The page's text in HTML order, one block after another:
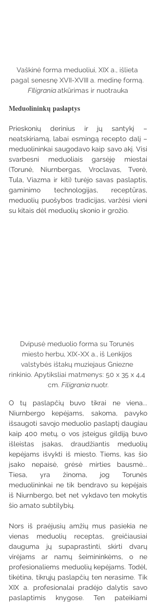
Vaškinė forma meduoliui, XIX a., išlieta
pagal senesnę XVII-XVIII a. medinę formą.
FIligrania atkūrimas ir nuotrauka
Meduolininkų paslaptys
Prieskonių derinius ir jų santykį –
neatskiriamą, labai esmingą recepto dalį –
meduolininkai saugodavo kaip savo akį. Visi
svarbesni meduoliais garsėję miestai
(Torunė, Niurnbergas, Vroclavas, Tverė,
Tula, Viazma ir kiti) turėjo savas paslaptis,
gaminimo technologijas, receptūras,
meduolių puošybos tradicijas, varžėsi vieni
su kitais dėl meduolių skonio ir grožio.
Dvipusė meduolio forma su Torunės
miesto herbu, XIX-XX a., iš Lenkijos
valstybės ištakų muziejaus Gniezne
rinkinio. Apytiksliai matmenys: 50 x 35 x 4,4
cm. Filigrania nuotr.
O tų paslapčių buvo tikrai ne viena...
Niurnbergo kepėjams, sakoma, pavyko
išsaugoti savojo meduolio paslaptį daugiau
kaip 400 metų, o vos įsteigus gildiją buvo
išleistas įsakas, draudžiantis meduolių
kepėjams išvykti iš miesto. Tiems, kas šio
įsako nepaisė, grėsė mirties bausmė...
Tiesa, yra žinoma, jog Torunės
meduolininkai ne tik bendravo su kepėjais
iš Niurnbergo, bet net vykdavo ten mokytis
šio amato subtilybių.
Nors iš praėjusių amžių mus pasiekia ne
vienas meduolių receptas, greičiausiai
dauguma jų supaprastinti, skirti dvarų
virėjams ar namų šeimininkėms, o ne
profesionaliems meduolių kepėjams. Todėl,
tikėtina, tikrųjų paslapčių ten nerasime. Tik
XIX a. profesionalai pradėjo dalytis savo
paslaptimis knygose. Ten pateikiami